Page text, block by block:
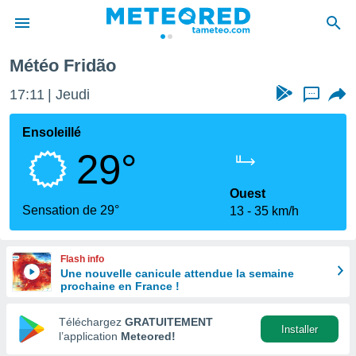
de
en
Météo Fridão
17:11 Jeudi ...
Ensoleillé
29°
Sensation de 29°
Ouest
13
35 km/h
Flash info
Une nouvelle canicule attendue la semaine
prochaine en France !
Téléchargez GRATUITEMENT
l’application Meteored!
Installer